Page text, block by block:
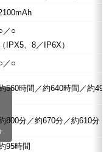
／○
（IPX5、8／IP6X）
／○
560時間／約640時間／約490
800分／約670分／約610分
95時間